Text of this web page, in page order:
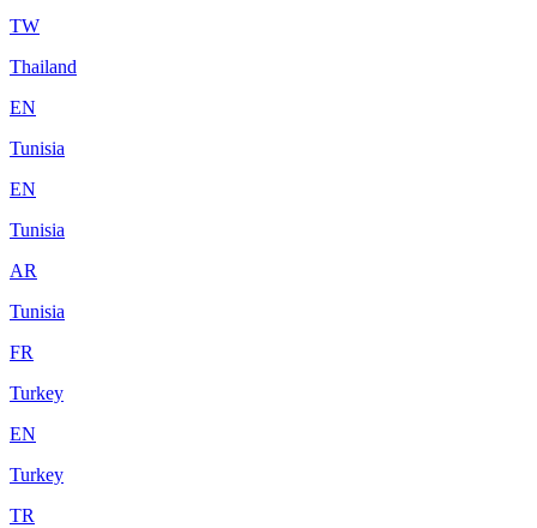
TW
Thailand
EN
Tunisia
EN
Tunisia
AR
Tunisia
FR
Turkey
EN
Turkey
TR